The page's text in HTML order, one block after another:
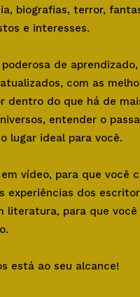
biografias, terror,
e interesses.
de
com as
dentro do que há de
entender o
lugar ideal para você.
em vídeo, para que você
dos
literatura, para que você
está ao seu alcance!